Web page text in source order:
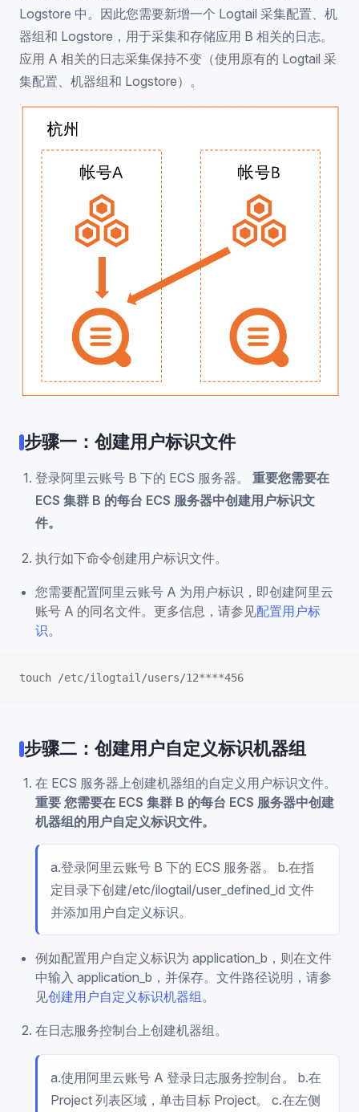
Logstore 中。因此您需要新增一个 Logtail 采集配置、机
器组和 Logstore，用于采集和存储应用 B 相关的日志。
应用 A 相关的日志采集保持不变（使用原有的 Logtail 采
集配置、机器组和 Logstore）。
步骤一：创建用户标识文件
登录阿里云账号 B 下的 ECS 服务器。 重要您需要在
ECS 集群 B 的每台 ECS 服务器中创建用户标识文
件。
执行如下命令创建用户标识文件。
您需要配置阿里云账号 A 为用户标识，即创建阿里云
账号 A 的同名文件。更多信息，请参见配置用户标
识。
touch /etc/ilogtail/users/12****456
步骤二：创建用户自定义标识机器组
在 ECS 服务器上创建机器组的自定义用户标识文件。
重要 您需要在 ECS 集群 B 的每台 ECS 服务器中创建
机器组的用户自定义标识文件。
a.登录阿里云账号 B 下的 ECS 服务器。 b.在指
定目录下创建/etc/ilogtail/user_defined_id 文件
并添加用户自定义标识。
例如配置用户自定义标识为 application_b，则在文件
中输入 application_b，并保存。文件路径说明，请参
见创建用户自定义标识机器组。
在日志服务控制台上创建机器组。
a.使用阿里云账号 A 登录日志服务控制台。 b.在
Project 列表区域，单击目标 Project。 c.在左侧